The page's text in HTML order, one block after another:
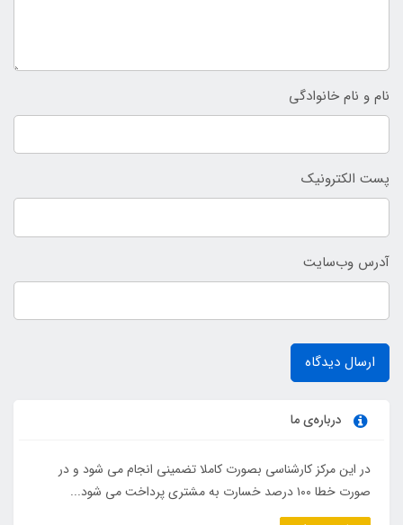
نام و نام خانوادگی
پست الکترونیک
آدرس وب‌سایت
ارسال دیدگاه
درباره‌ی ما
در این مرکز کارشناسی بصورت کاملا تضمینی انجام می شود و در
صورت خطا ۱۰۰ درصد خسارت به مشتری پرداخت می شود...